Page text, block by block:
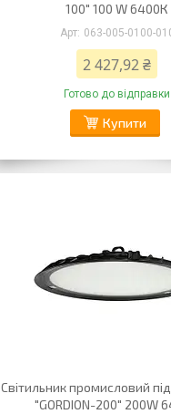
100" 100 W 6400К
063-005-0100-
2 427,92 ₴
Готово до відправки
Купити
Світильник промисловий
"GORDION-200" 200W